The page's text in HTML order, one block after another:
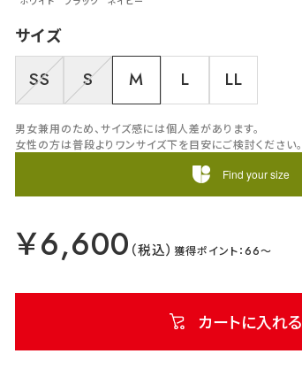
サイズ
SS S M L LL
￥6,600 66
カートに入れる
男女兼用のため、サイズ感には個人差があります。
女性の方は普段よりワンサイズ下を目安にご検討ください。
Find your size